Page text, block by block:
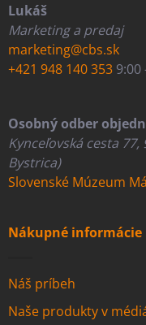
Lukáš
Marketing a predaj
marketing@cbs.sk
+421 948 140 353 9:00
Osobný odber
Kynceľovská cesta 77,
Bystrica)
Slovenské Múzeum
Nákupné informácie
Náš príbeh
Naše produkty v